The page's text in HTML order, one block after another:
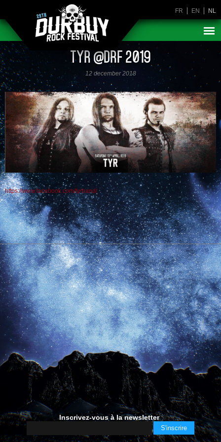
FR EN NL
TYR @DRF 2019
12 december 2018
https://www.facebook.com/tyrband/
Inscrivez-vous à la newsletter